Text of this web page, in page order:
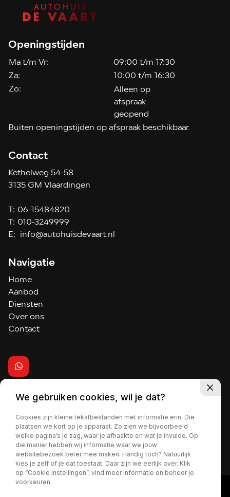
Openingstijden
Ma t/m Vr:
09:00 t/m 17:30
Za:
10:00 t/m 16:30
Zo:
Alleen op
afspraak
geopend
Buiten openingstijden op afspraak beschikbaar.
Contact
Kethelweg 54-58
3135 GM Vlaardingen
T: 06-15484820
T: 010-3249999
E:
info@autohuisdevaart.nl
Navigatie
Home
Aanbod
Diensten
Over ons
Contact
2026 - Autohuis de Vaart
Privacy policy
We gebruiken cookies, wil je dat?
Cookies zijn kleine tekstbestanden met informatie erin. Die
plaatsen we kort op je apparaat. Zo zien we bijvoorbeeld
welke pagina’s je zag, waar je afhaakte en wat je invulde. Op
die manier hebben wij informatie waar we jouw
websitebezoek beter mee maken. Handig toch? Natuurlijk
kies je zelf of je dat toestaat. Daar zijn we eerlijk over. Klik
op “Cookie instellingen”, vind meer informatie en beheer je
voorkeuren.